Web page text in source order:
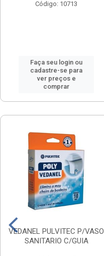
Código: 10713
Faça seu login ou
cadastre-se para
ver preços e
comprar
VEDANEL PULVITEC P/VASO
SANITARIO C/GUIA